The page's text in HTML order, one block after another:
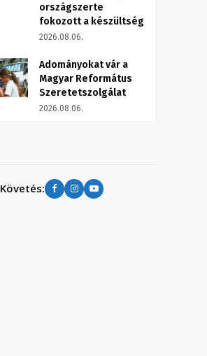
országszerte
fokozott a készültség
2026.08.06.
Adományokat vár a
Magyar Református
Szeretetszolgálat
2026.08.06.
Követés: